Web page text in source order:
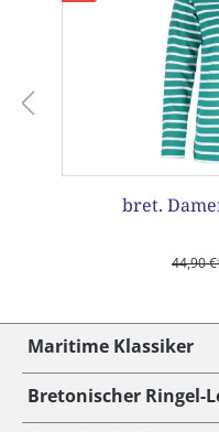
bret.
44,90
Maritime Klassiker
Bretonischer Ringel-